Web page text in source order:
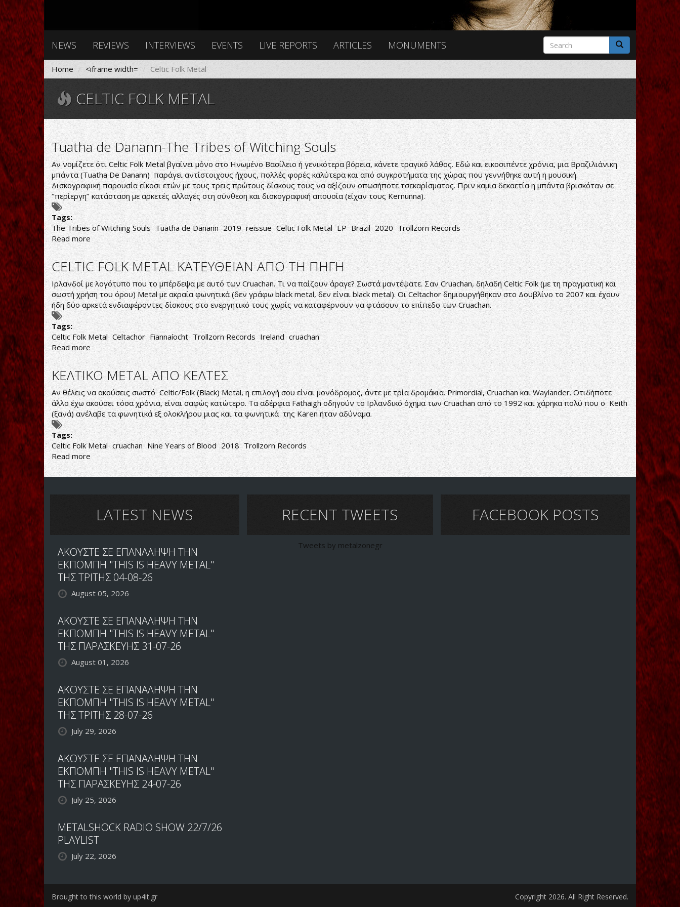
NEWS REVIEWS INTERVIEWS EVENTS LIVE REPORTS ARTICLES MONUMENTS
Search
form
Search
Home <iframe width= Celtic Folk Metal
CELTIC FOLK METAL
Tuatha de Danann-The Tribes of Witching Souls
Αν νομίζετε ότι Celtic Folk Metal βγαίνει μόνο στο Ηνωμένο Βασίλειο ή γενικότερα βόρεια, κάνετε τραγικό λάθος. Εδώ και εικοσιπέντε χρόνια, μια Βραζιλιάνικη
μπάντα (Tuatha De Danann) παράγει αντίστοιχους ήχους, πολλές φορές καλύτερα και από συγκροτήματα της χώρας που γεννήθηκε αυτή η μουσική.
Δισκογραφική παρουσία είκοσι ετών με τους τρεις πρώτους δίσκους τους να αξίζουν οπωσήποτε τσεκαρίσματος. Πριν καμια δεκαετία η μπάντα βρισκόταν σε
‘’περίεργη’’ κατάσταση με αρκετές αλλαγές στη σύνθεση και δισκογραφική απουσία (είχαν τους Kernunna).
Tags:
The Tribes of Witching Souls Tuatha de Danann 2019 reissue Celtic Folk Metal EP Brazil 2020 Trollzorn Records
Read more about
Tuatha
de
Danann-
The
Tribes
of
Witching
Souls
CELTIC FOLK METAL ΚΑΤΕΥΘΕΙΑΝ ΑΠΟ ΤΗ ΠΗΓΗ
Ιρλανδοί με λογότυπο που το μπέρδεψα με αυτό των Cruachan. Τι να παίζουν άραγε? Σωστά μαντέψατε. Σαν Cruachan, δηλαδή Celtic Folk (με τη πραγματική και
σωστή χρήση του όρου) Metal με ακραία φωνητικά (δεν γράφω black metal, δεν είναι black metal). Οι Celtachor δημιουργήθηκαν στο Δουβλίνο το 2007 και έχουν
ήδη δύο αρκετά ενδιαφέροντες δίσκους στο ενεργητικό τους χωρίς να καταφέρνουν να φτάσουν το επίπεδο των Cruachan.
Tags:
Celtic Folk Metal Celtachor Fiannaíocht Trollzorn Records Ireland cruachan
Read moreabout
CELTIC
FOLK
METAL
ΚΑΤΕΥΘΕΙΑΝ
ΑΠΟ
ΤΗ
ΠΗΓΗ
ΚΕΛΤΙΚΟ METAL ΑΠΟ ΚΕΛΤΕΣ
Αν θέλεις να ακούσεις σωστό Celtic/Folk (Black) Metal, η επιλογή σου είναι μονόδρομος, άντε με τρία δρομάκια. Primordial, Cruachan και Waylander. Οτιδήποτε
άλλο έχω ακούσει τόσα χρόνια, είναι σαφώς κατώτερο. Τα αδέρφια Fathaigh οδηγούν το Ιρλανδικό όχημα των Cruachan από το 1992 και χάρηκα πολύ που ο Keith
(ξανά) ανέλαβε τα φωνητικά εξ ολοκλήρου μιας και τα φωνητικά της Karen ήταν αδύναμα.
Tags:
Celtic Folk Metal cruachan Nine Years of Blood 2018 Trollzorn Records
Read more about
ΚΕΛΤΙΚΟ
METAL
LATEST NEWS
ΑΚΟΥΣΤΕ ΣΕ ΕΠΑΝΑΛΗΨΗ ΤΗΝ
ΕΚΠΟΜΠΗ "THIS IS HEAVY METAL"
ΤΗΣ ΤΡΙΤΗΣ 04-08-26
August 05, 2026
ΑΚΟΥΣΤΕ ΣΕ ΕΠΑΝΑΛΗΨΗ ΤΗΝ
ΕΚΠΟΜΠΗ "THIS IS HEAVY METAL"
ΤΗΣ ΠΑΡΑΣΚΕΥΗΣ 31-07-26
August 01, 2026
ΑΚΟΥΣΤΕ ΣΕ ΕΠΑΝΑΛΗΨΗ ΤΗΝ
ΕΚΠΟΜΠΗ "THIS IS HEAVY METAL"
ΤΗΣ ΤΡΙΤΗΣ 28-07-26
July 29, 2026
ΑΚΟΥΣΤΕ ΣΕ ΕΠΑΝΑΛΗΨΗ ΤΗΝ
ΕΚΠΟΜΠΗ "THIS IS HEAVY METAL"
ΤΗΣ ΠΑΡΑΣΚΕΥΗΣ 24-07-26
July 25, 2026
METALSHOCK RADIO SHOW 22/7/26
PLAYLIST
July 22, 2026
RECENT TWEETS
Tweets by metalzonegr
FACEBOOK POSTS
Brought to this world by up4it.gr Copyright 2026. All Right Reserved.